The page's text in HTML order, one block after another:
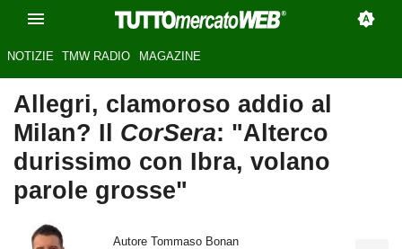
NOTIZIE TMW RADIO MAGAZINE
Allegri, clamoroso addio al
Milan? Il CorSera: "Alterco
durissimo con Ibra, volano
parole grosse"
Autore
Tommaso Bonan